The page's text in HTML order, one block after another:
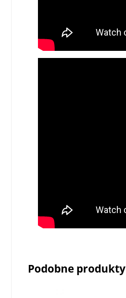
Podobne produkty